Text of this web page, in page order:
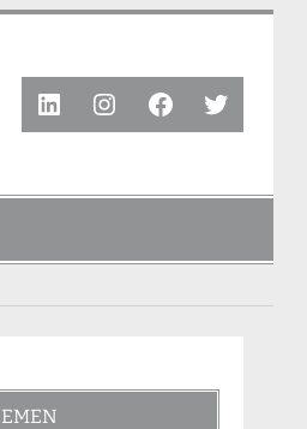
LinkedInInstagram
Facebook
Twitter